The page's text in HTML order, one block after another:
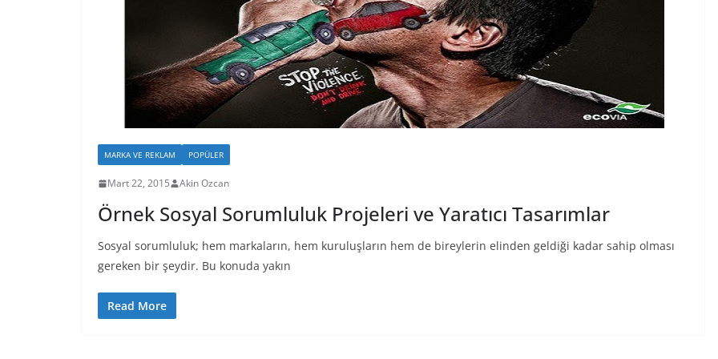
MARKA VE REKLAM POPÜLER
Mart 22, 2015 Akin Ozcan
Örnek Sosyal Sorumluluk Projeleri ve Yaratıcı Tasarımlar
Sosyal sorumluluk; hem markaların, hem kuruluşların hem de bireylerin elinden geldiği kadar sahip olması
gereken bir şeydir. Bu konuda yakın
Read More